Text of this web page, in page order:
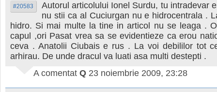
#20583
Autorul articolului Ionel Surdu, tu intradevar
nu stii ca al Cuciurgan nu e hidrocentrala .
hidro. Si mai multe la tine in articol nu se leaga .
capul ,ori Pasat vrea sa se evidentieze ca erou
ceva . Anatolii Ciubais e rus . La voi debililor tot
arhirau. De unde dracul va luati asa multi destepti .
A comentat Q 23 noiembrie 2009, 23:28